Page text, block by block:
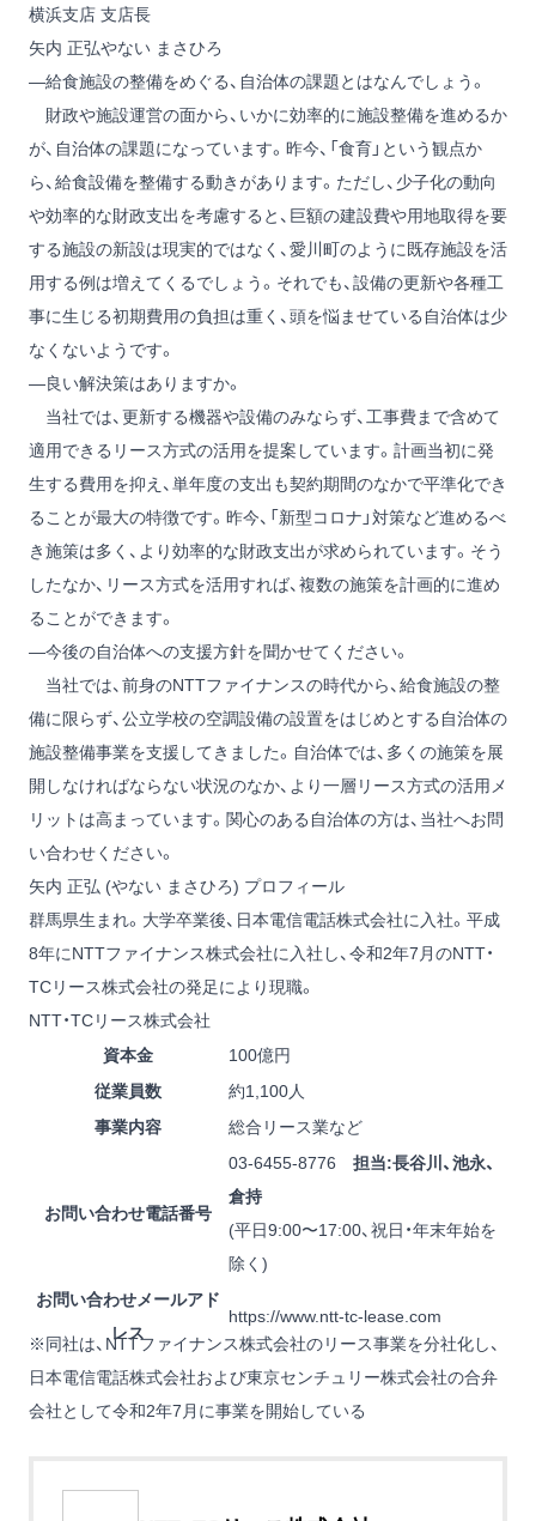
横浜支店 支店長
矢内 正弘やない まさひろ
―給食施設の整備をめぐる、自治体の課題とはなんでしょう。
財政や施設運営の面から、いかに効率的に施設整備を進めるか
が、自治体の課題になっています。昨今、「食育」という観点か
ら、給食設備を整備する動きがあります。ただし、少子化の動向
や効率的な財政支出を考慮すると、巨額の建設費や用地取得を要
する施設の新設は現実的ではなく、愛川町のように既存施設を活
用する例は増えてくるでしょう。それでも、設備の更新や各種工
事に生じる初期費用の負担は重く、頭を悩ませている自治体は少
なくないようです。
―良い解決策はありますか。
当社では、更新する機器や設備のみならず、工事費まで含めて
適用できるリース方式の活用を提案しています。計画当初に発
生する費用を抑え、単年度の支出も契約期間のなかで平準化でき
ることが最大の特徴です。昨今、「新型コロナ」対策など進めるべ
き施策は多く、より効率的な財政支出が求められています。そう
したなか、リース方式を活用すれば、複数の施策を計画的に進め
ることができます。
―今後の自治体への支援方針を聞かせてください。
当社では、前身のNTTファイナンスの時代から、給食施設の整
備に限らず、公立学校の空調設備の設置をはじめとする自治体の
施設整備事業を支援してきました。自治体では、多くの施策を展
開しなければならない状況のなか、より一層リース方式の活用メ
リットは高まっています。関心のある自治体の方は、当社へお問
い合わせください。
矢内 正弘 (やない まさひろ) プロフィール
群馬県生まれ。大学卒業後、日本電信電話株式会社に入社。平成
8年にNTTファイナンス株式会社に入社し、令和2年7月のNTT・
TCリース株式会社の発足により現職。
NTT・TCリース株式会社
資本金
100億円
従業員数
約1,100人
事業内容
総合リース業など
お問い合わせ電話番号
03-6455-8776 担当:長谷川、池永、
倉持
(平日9:00〜17:00、祝日・年末年始を
除く)
お問い合わせメールアド
レス
https://www.ntt-tc-lease.com
※同社は、NTTファイナンス株式会社のリース事業を分社化し、
日本電信電話株式会社および東京センチュリー株式会社の合弁
会社として令和2年7月に事業を開始している